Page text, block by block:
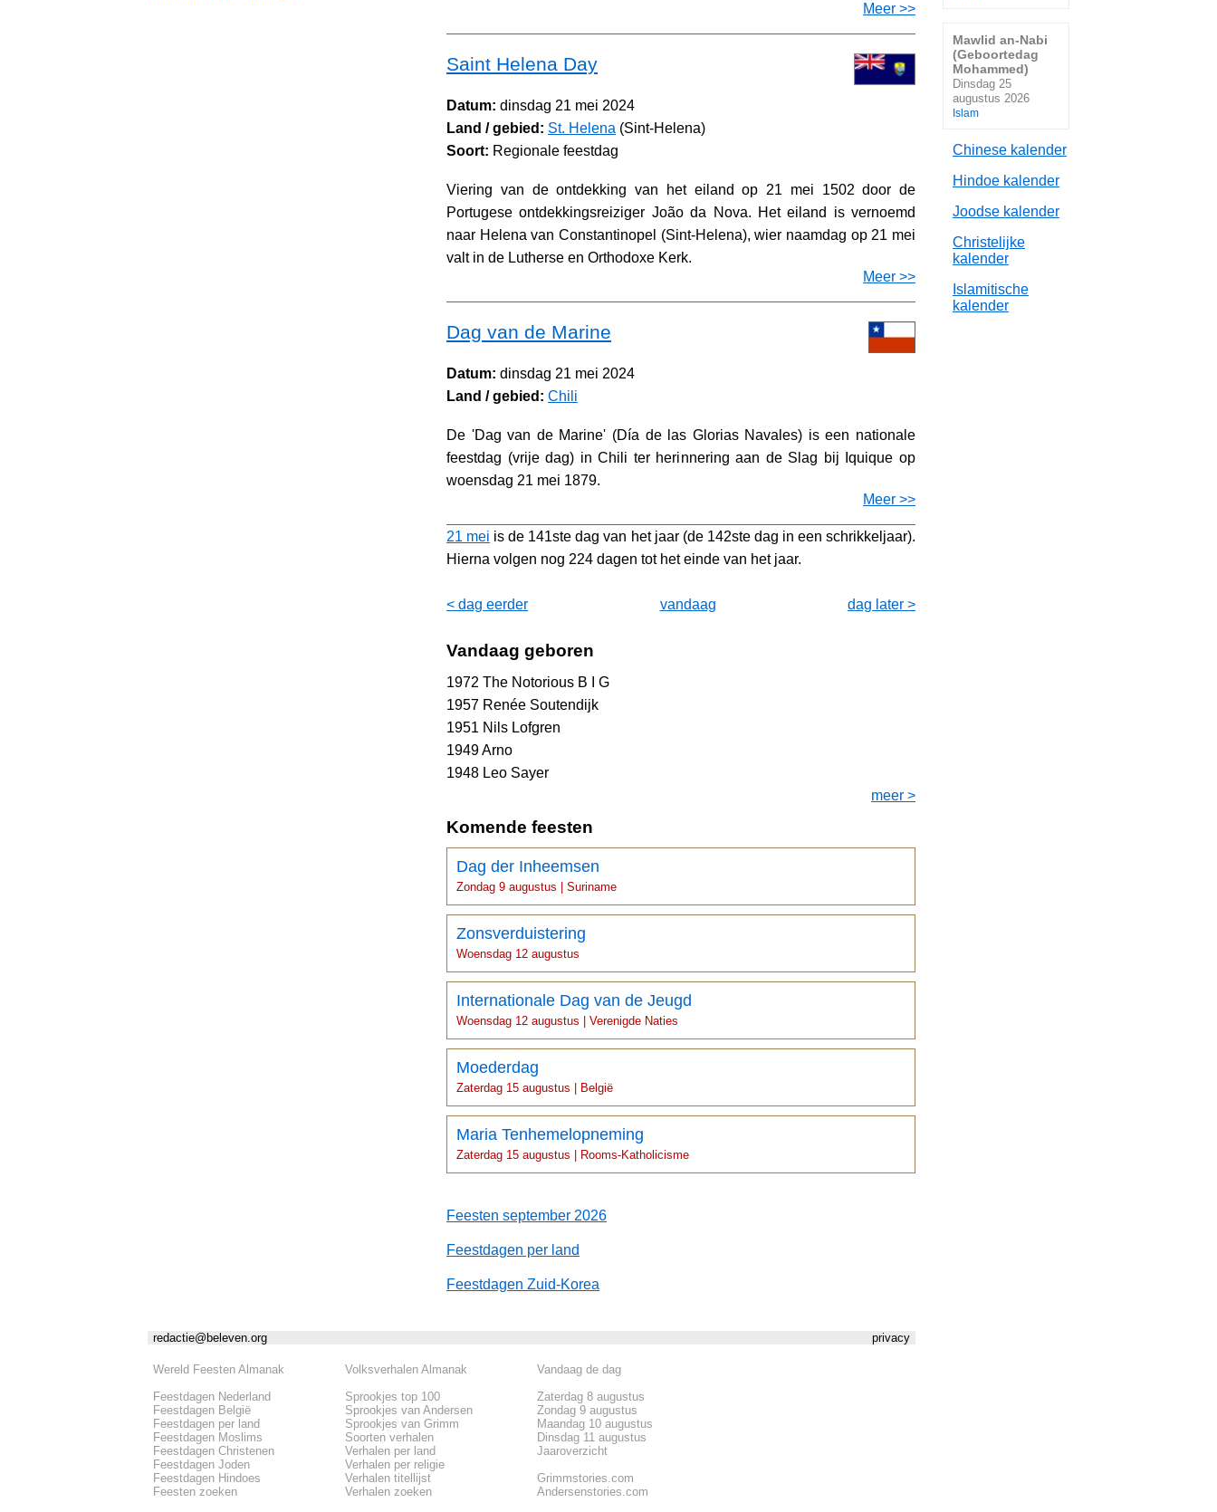
Meer >>
Saint Helena Day
Datum: dinsdag 21 mei 2024
Land / gebied: St. Helena (Sint-Helena)
Soort: Regionale feestdag
Viering van de ontdekking van het eiland op 21 mei 1502 door de
Portugese ontdekkingsreiziger João da Nova. Het eiland is vernoemd
naar Helena van Constantinopel (Sint-Helena), wier naamdag op 21 mei
valt in de Lutherse en Orthodoxe Kerk.
Meer >>
Dag van de Marine
Datum: dinsdag 21 mei 2024
Land / gebied: Chili
De 'Dag van de Marine' (Día de las Glorias Navales) is een nationale
feestdag (vrije dag) in Chili ter herinnering aan de Slag bij Iquique op
woensdag 21 mei 1879.
Meer >>
21 mei is de 141ste dag van het jaar (de 142ste dag in een schrikkeljaar).
Hierna volgen nog 224 dagen tot het einde van het jaar.
< dag eerder dag later >
vandaag
Vandaag geboren
1972 The Notorious B I G
1957 Renée Soutendijk
1951 Nils Lofgren
1949 Arno
1948 Leo Sayer
meer >
Komende feesten
Dag der Inheemsen
Zondag 9 augustus | Suriname
Zonsverduistering
Woensdag 12 augustus
Internationale Dag van de Jeugd
Woensdag 12 augustus | Verenigde Naties
Moederdag
Zaterdag 15 augustus | België
Maria Tenhemelopneming
Zaterdag 15 augustus | Rooms-Katholicisme
Feesten september 2026
Feestdagen per land
Feestdagen Zuid-Korea
privacy
redactie@beleven.org
Wereld Feesten Almanak
Feestdagen Nederland
Feestdagen België
Feestdagen per land
Feestdagen Moslims
Feestdagen Christenen
Feestdagen Joden
Feestdagen Hindoes
Feesten zoeken
Volksverhalen Almanak
Sprookjes top 100
Sprookjes van Andersen
Sprookjes van Grimm
Soorten verhalen
Verhalen per land
Verhalen per religie
Verhalen titellijst
Verhalen zoeken
Vandaag de dag
Zaterdag 8 augustus
Zondag 9 augustus
Maandag 10 augustus
Dinsdag 11 augustus
Jaaroverzicht
Grimmstories.com
Andersenstories.com
Mawlid an-Nabi
(Geboortedag
Mohammed)
Dinsdag 25
augustus 2026
Islam
Chinese kalender
Hindoe kalender
Joodse kalender
Christelijke
kalender
Islamitische
kalender